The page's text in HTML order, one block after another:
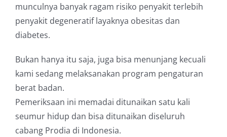
munculnya banyak ragam risiko penyakit terlebih
penyakit degeneratif layaknya obesitas dan
diabetes.
Bukan hanya itu saja, juga bisa menunjang kecuali
kami sedang melaksanakan program pengaturan
berat badan.
Pemeriksaan ini memadai ditunaikan satu kali
seumur hidup dan bisa ditunaikan diseluruh
cabang Prodia di Indonesia.